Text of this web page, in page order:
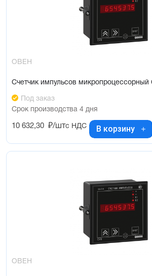
ОВЕН
Счетчик импульсов
Под заказ
Срок производства 4 дня
10 632,30 ₽/штс НДС В корзину
ОВЕН